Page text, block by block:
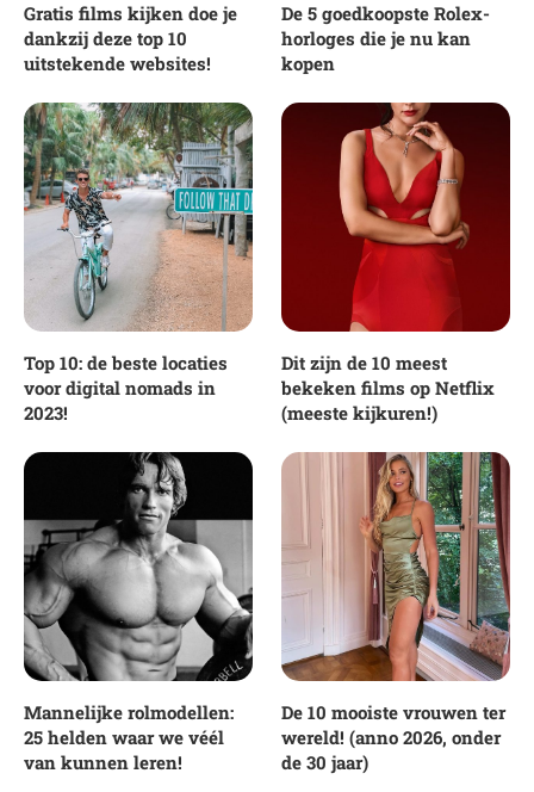
Gratis films kijken doe je
dankzij deze top 10
uitstekende websites!
De 5 goedkoopste Rolex-
horloges die je nu kan
kopen
Top 10: de beste locaties
voor digital nomads in
2023!
Dit zijn de 10 meest
bekeken films op Netflix
(meeste kijkuren!)
Mannelijke rolmodellen:
25 helden waar we véél
van kunnen leren!
De 10 mooiste vrouwen ter
wereld! (anno 2026, onder
de 30 jaar)